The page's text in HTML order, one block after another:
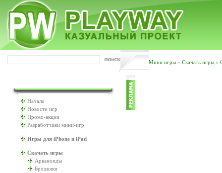
Мини игры » Скачать игры »
Начало
Новости игр
Промо-акции
Разработчики мини-игр
Игры для iPhone и iPad
Скачать игры
Арканоиды
Бродилки